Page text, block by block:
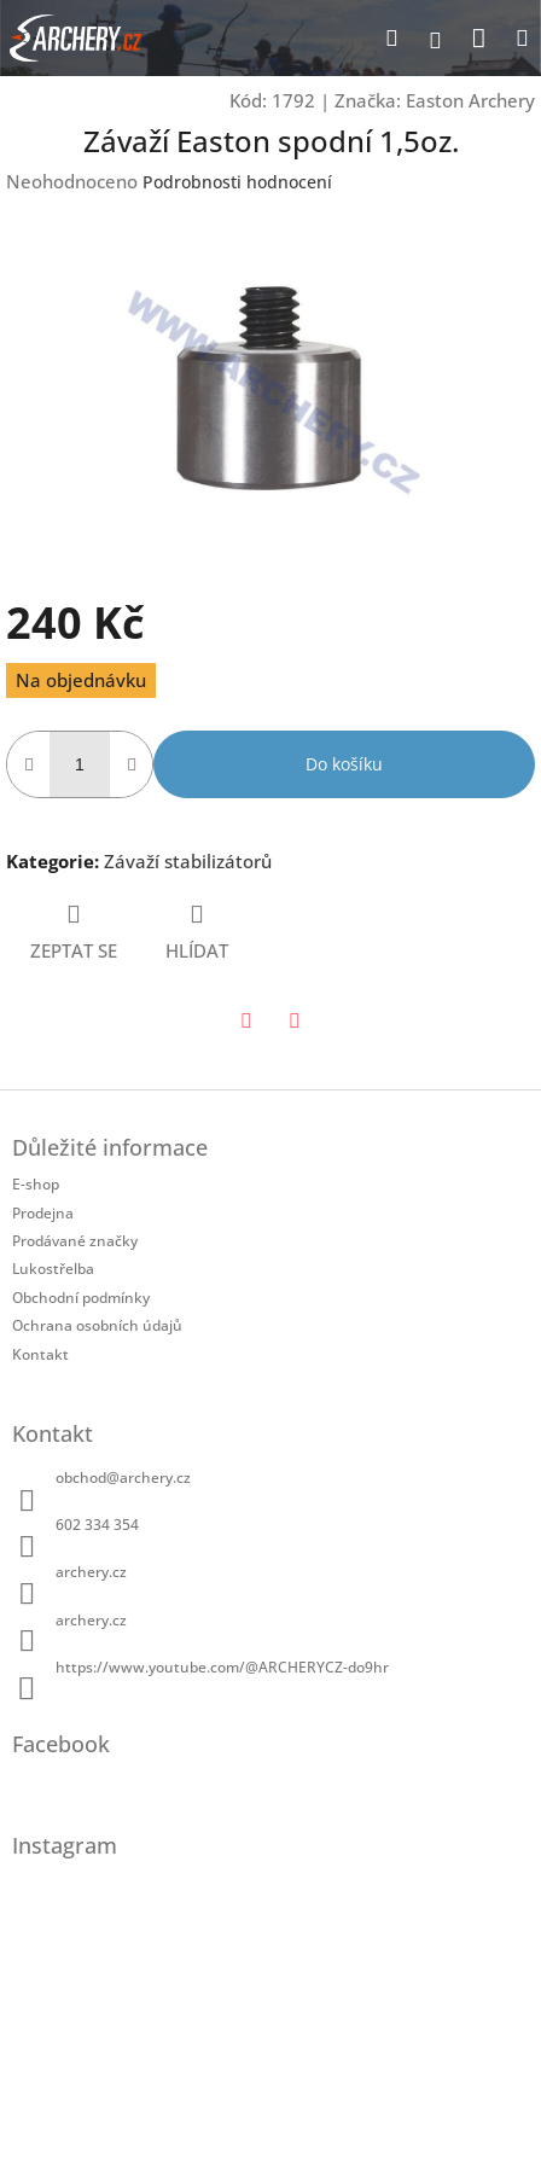
Přejít
na
obsah
Hledat
Kód: 1792 | Značka: Easton Archery
Závaží Easton spodní 1,5oz.
Průměrné
Neohodnoceno Podrobnosti hodnocení
240 Kč
Měrná
cena:
Na objednávku
Do košíku
Kategorie: Závaží stabilizátorů
ZEPTAT SE HLÍDAT
Důležité informace
E-shop
Prodejna
Prodávané značky
Lukostřelba
Obchodní podmínky
Ochrana osobních údajů
Kontakt
Kontakt
obchod@archery.cz
602 334 354
archery.cz
archery.cz
https://www.youtube.com/@ARCHERYCZ-do9hr
Facebook
Instagram